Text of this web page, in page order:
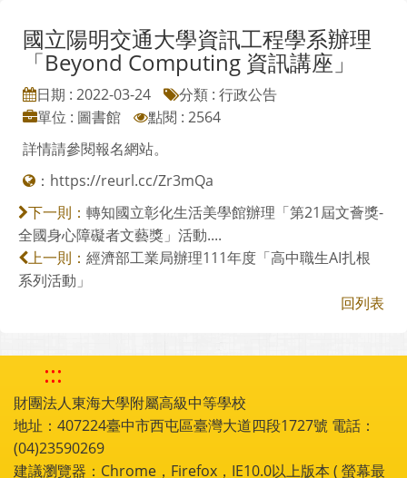
國立陽明交通大學資訊工程學系辦理
「Beyond Computing 資訊講座」
日期 : 2022-03-24
分類 : 行政公告
單位 : 圖書館
點閱 : 2564
詳情請參閱報名網站。
： https://reurl.cc/Zr3mQa
下一則： 轉知國立彰化生活美學館辦理「第21屆文薈獎-
全國身心障礙者文藝獎」活動....
上一則： 經濟部工業局辦理111年度「高中職生AI扎根
系列活動」
回列表
:::
財團法人東海大學附屬高級中等學校
地址：407224臺中市西屯區臺灣大道四段1727號 電話：
(04)23590269
建議瀏覽器：Chrome，Firefox，IE10.0以上版本 ( 螢幕最